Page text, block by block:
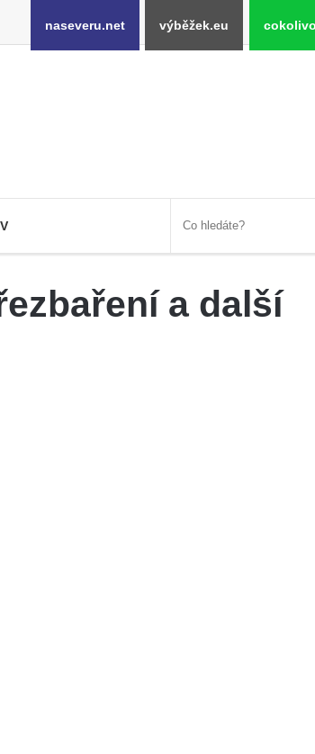
naseveru.net výběžek.eu
a další